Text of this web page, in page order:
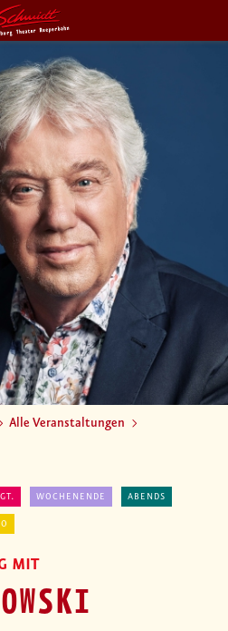
Alle Veranstaltungen
WOCHENENDE ABENDS
MIT